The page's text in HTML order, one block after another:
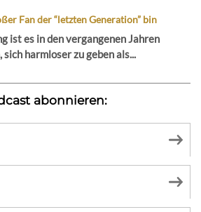
Fan der “letzten Generation” bin
ist es in den vergangenen Jahren
harmloser zu geben als...
abonnieren: